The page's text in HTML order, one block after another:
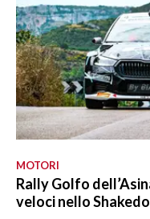
MOTORI
Rally Golfo
veloci nello